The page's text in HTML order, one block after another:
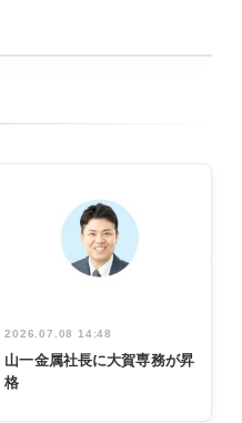
2026.07.08 14:48
山一金属社長に大賀専務が昇
格